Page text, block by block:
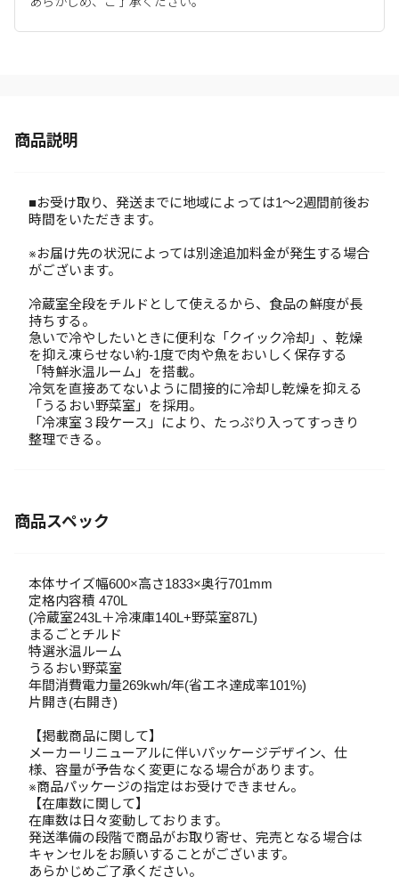
商品説明
■お受け取り、発送までに地域によっては1～2週間前後お
時間をいただきます。
※お届け先の状況によっては別途追加料金が発生する場合
がございます。
冷蔵室全段をチルドとして使えるから、食品の鮮度が長
持ちする。
急いで冷やしたいときに便利な「クイック冷却」、乾燥
を抑え凍らせない約-1度で肉や魚をおいしく保存する
「特鮮氷温ルーム」を搭載。
冷気を直接あてないように間接的に冷却し乾燥を抑える
「うるおい野菜室」を採用。
「冷凍室３段ケース」により、たっぷり入ってすっきり
整理できる。
商品スペック
本体サイズ幅600×高さ1833×奥行701mm
定格内容積 470L
(冷蔵室243L＋冷凍庫140L+野菜室87L)
まるごとチルド
特選氷温ルーム
うるおい野菜室
年間消費電力量269kwh/年(省エネ達成率101%)
片開き(右開き)
【掲載商品に関して】
メーカーリニューアルに伴いパッケージデザイン、仕
様、容量が予告なく変更になる場合があります。
※商品パッケージの指定はお受けできません。
【在庫数に関して】
在庫数は日々変動しております。
発送準備の段階で商品がお取り寄せ、完売となる場合は
キャンセルをお願いすることがございます。
あらかじめご了承ください。